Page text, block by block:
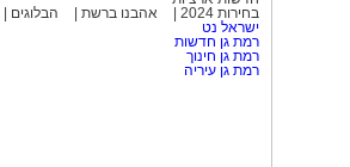
בחירות 2024
אהבנו ברשת הבלוגים
ישראל נט
רמת גן חדשות
רמת גן חינוך
רמת גן עיריה